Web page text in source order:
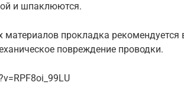
и шпаклюются.
материалов прокладка рекомендуется
повреждение проводки.